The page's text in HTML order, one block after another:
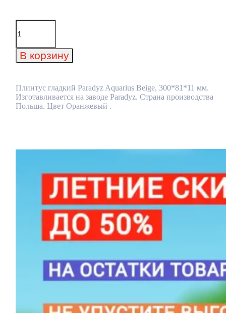
Количество
товара
гладкий
Paradyz
300*81*11
мм
В корзину
Плинтус гладкий Paradyz Aquarius Beige, 300*81*11 мм.
Изготавливается на заводе Paradyz. Страна производства
Польша. Цвет Оранжевый .